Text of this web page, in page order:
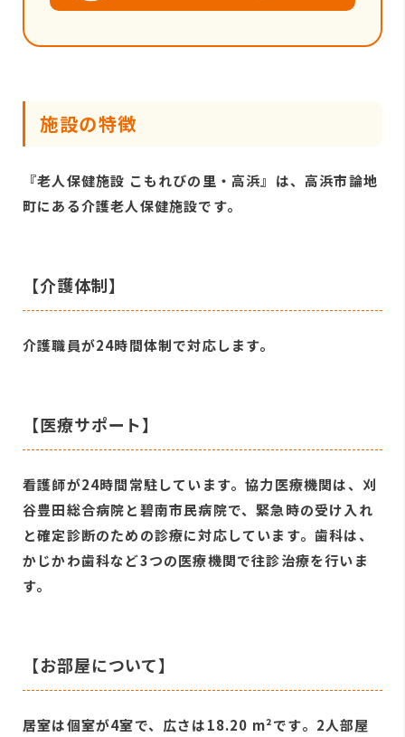
施設の特徴
『老人保健施設 こもれびの里・高浜』は、高浜市論地
町にある介護老人保健施設です。
【介護体制】
介護職員が24時間体制で対応します。
【医療サポート】
看護師が24時間常駐しています。協力医療機関は、刈
谷豊田総合病院と碧南市民病院で、緊急時の受け入れ
と確定診断のための診療に対応しています。歯科は、
かじかわ歯科など3つの医療機関で往診治療を行いま
す。
【お部屋について】
居室は個室が4室で、広さは18.20 m²です。2人部屋